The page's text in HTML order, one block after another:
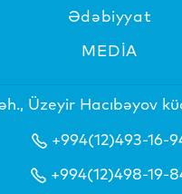
Ədəbiyyat
MEDİA
Üzeyir Hacıbəyov
+994(12)493-16-
+994(12)498-19-